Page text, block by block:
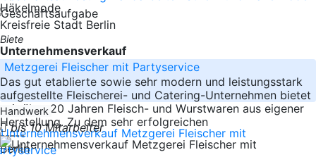
Kreisfreie Stadt Berlin
Biete
Unternehmensverkauf
Metzgerei Fleischer mit Partyservice
Das gut etablierte sowie sehr modern und leistungsstark
aufgestellte Fleischerei- und Catering-Unternehmen bietet
seit über 20 Jahren Fleisch- und Wurstwaren aus eigener
Herstellung. Zu dem sehr erfolgreichen
-----
Berlin
Handwerk
bis 10 Mitarbeiter